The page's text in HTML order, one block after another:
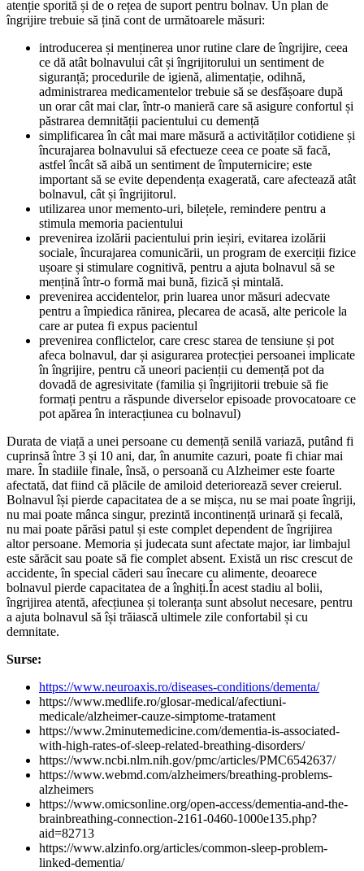
atenție sporită și de o rețea de suport pentru bolnav. Un plan de
îngrijire trebuie să țină cont de următoarele măsuri:
introducerea și menținerea unor rutine clare de îngrijire, ceea
ce dă atât bolnavului cât și îngrijitorului un sentiment de
siguranță; procedurile de igienă, alimentație, odihnă,
administrarea medicamentelor trebuie să se desfășoare după
un orar cât mai clar, într-o manieră care să asigure confortul și
păstrarea demnității pacientului cu demență
simplificarea în cât mai mare măsură a activităților cotidiene și
încurajarea bolnavului să efectueze ceea ce poate să facă,
astfel încât să aibă un sentiment de împuternicire; este
important să se evite dependența exagerată, care afectează atât
bolnavul, cât și îngrijitorul.
utilizarea unor memento-uri, bilețele, remindere pentru a
stimula memoria pacientului
prevenirea izolării pacientului prin ieșiri, evitarea izolării
sociale, încurajarea comunicării, un program de exerciții fizice
ușoare și stimulare cognitivă, pentru a ajuta bolnavul să se
mențină într-o formă mai bună, fizică și mintală.
prevenirea accidentelor, prin luarea unor măsuri adecvate
pentru a împiedica rănirea, plecarea de acasă, alte pericole la
care ar putea fi expus pacientul
prevenirea conflictelor, care cresc starea de tensiune și pot
afeca bolnavul, dar și asigurarea protecției persoanei implicate
în îngrijire, pentru că uneori pacienții cu demență pot da
dovadă de agresivitate (familia și îngrijitorii trebuie să fie
formați pentru a răspunde diverselor episoade provocatoare ce
pot apărea în interacțiunea cu bolnavul)
Durata de viață a unei persoane cu demență senilă variază, putând fi
cuprinsă între 3 și 10 ani, dar, în anumite cazuri, poate fi chiar mai
mare. În stadiile finale, însă, o persoană cu Alzheimer este foarte
afectată, dat fiind că plăcile de amiloid deteriorează sever creierul.
Bolnavul își pierde capacitatea de a se mișca, nu se mai poate îngriji,
nu mai poate mânca singur, prezintă incontinență urinară și fecală,
nu mai poate părăsi patul și este complet dependent de îngrijirea
altor persoane. Memoria și judecata sunt afectate major, iar limbajul
este sărăcit sau poate să fie complet absent. Există un risc crescut de
accidente, în special căderi sau înecare cu alimente, deoarece
bolnavul pierde capacitatea de a înghiți.În acest stadiu al bolii,
îngrijirea atentă, afecțiunea și toleranța sunt absolut necesare, pentru
a ajuta bolnavul să își trăiască ultimele zile confortabil și cu
demnitate.
Surse:
https://www.neuroaxis.ro/diseases-conditions/dementa/
https://www.medlife.ro/glosar-medical/afectiuni-
medicale/alzheimer-cauze-simptome-tratament
https://www.2minutemedicine.com/dementia-is-associated-
with-high-rates-of-sleep-related-breathing-disorders/
https://www.ncbi.nlm.nih.gov/pmc/articles/PMC6542637/
https://www.webmd.com/alzheimers/breathing-problems-
alzheimers
https://www.omicsonline.org/open-access/dementia-and-the-
brainbreathing-connection-2161-0460-1000e135.php?
aid=82713
https://www.alzinfo.org/articles/common-sleep-problem-
linked-dementia/